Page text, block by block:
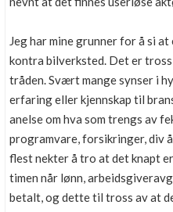
Få mer ut av Boligmappa
Jeg har mine grunner for å si
kontra bilverksted. Det er
tråden. Svært mange synser i
erfaring eller kjennskap til
anelse om hva som trengs av
programvare, forsikringer, div
flest nekter å tro at det knapt
timen når lønn,
betalt, og dette til tross av at